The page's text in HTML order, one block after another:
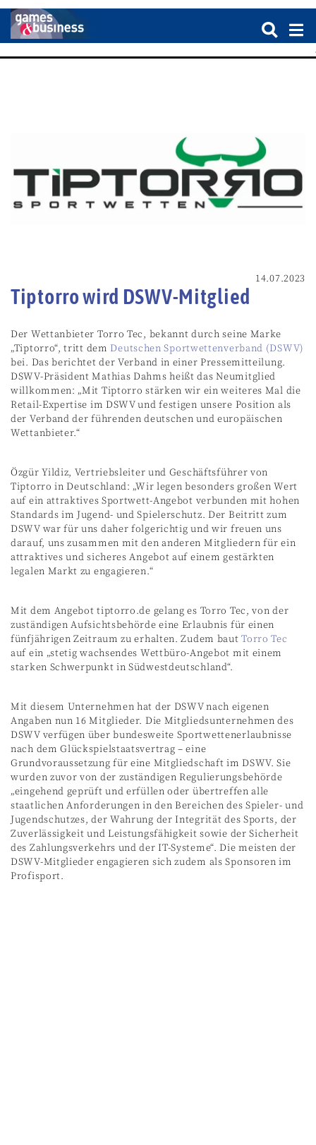
14.07.2023
Tiptorro wird DSWV-Mitglied
Der Wettanbieter Torro Tec, bekannt durch seine Marke
„Tiptorro“, tritt dem Deutschen Sportwettenverband (DSWV)
bei. Das berichtet der Verband in einer Pressemitteilung.
DSWV-Präsident Mathias Dahms heißt das Neumitglied
willkommen: „Mit Tiptorro stärken wir ein weiteres Mal die
Retail-Expertise im DSWV und festigen unsere Position als
der Verband der führenden deutschen und europäischen
Wettanbieter.“
Özgür Yildiz, Vertriebsleiter und Geschäftsführer von
Tiptorro in Deutschland: „Wir legen besonders großen Wert
auf ein attraktives Sportwett-Angebot verbunden mit hohen
Standards im Jugend- und Spielerschutz. Der Beitritt zum
DSWV war für uns daher folgerichtig und wir freuen uns
darauf, uns zusammen mit den anderen Mitgliedern für ein
attraktives und sicheres Angebot auf einem gestärkten
legalen Markt zu engagieren.“
Mit dem Angebot tiptorro.de gelang es Torro Tec, von der
zuständigen Aufsichtsbehörde eine Erlaubnis für einen
fünfjährigen Zeitraum zu erhalten. Zudem bautTorro Tec
auf ein „stetig wachsendes Wettbüro-Angebot mit einem
starken Schwerpunkt in Südwestdeutschland“.
Mit diesem Unternehmen hat der DSWV nach eigenen
Angaben nun 16 Mitglieder. Die Mitgliedsunternehmen des
DSWV verfügen über bundesweite Sportwettenerlaubnisse
nach dem Glückspielstaatsvertrag – eine
Grundvoraussetzung für eine Mitgliedschaft im DSWV. Sie
wurden zuvor von der zuständigen Regulierungsbehörde
„eingehend geprüft und erfüllen oder übertreffen alle
staatlichen Anforderungen in den Bereichen des Spieler- und
Jugendschutzes, der Wahrung der Integrität des Sports, der
Zuverlässigkeit und Leistungsfähigkeit sowie der Sicherheit
des Zahlungsverkehrs und der IT-Systeme“. Die meisten der
DSWV-Mitglieder engagieren sich zudem als Sponsoren im
Profisport.